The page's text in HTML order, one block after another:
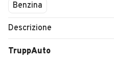
Benzina
Descrizione
TruppAuto